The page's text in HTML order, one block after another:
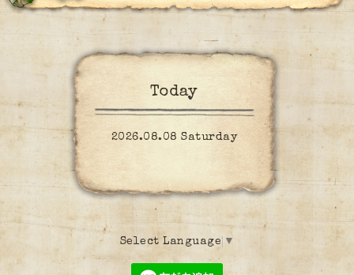
Today
2026.08.08 Saturday
Select Language ▼